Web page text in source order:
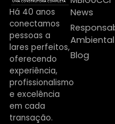
Há 40 anos
conectamos
pessoas a
lares perfeitos,
oferecendo
experiência,
profissionalismo
e excelência
em cada
transação.
News
Ambiental
Blog